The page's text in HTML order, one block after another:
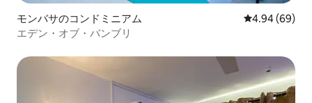
モンバサのコンドミニアム レビュー69件
4.94 (69)
エデン・オブ・バンブリ